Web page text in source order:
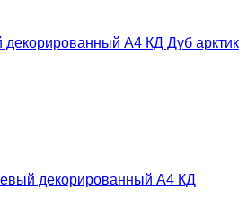
декорированный А4 КД Дуб арктик